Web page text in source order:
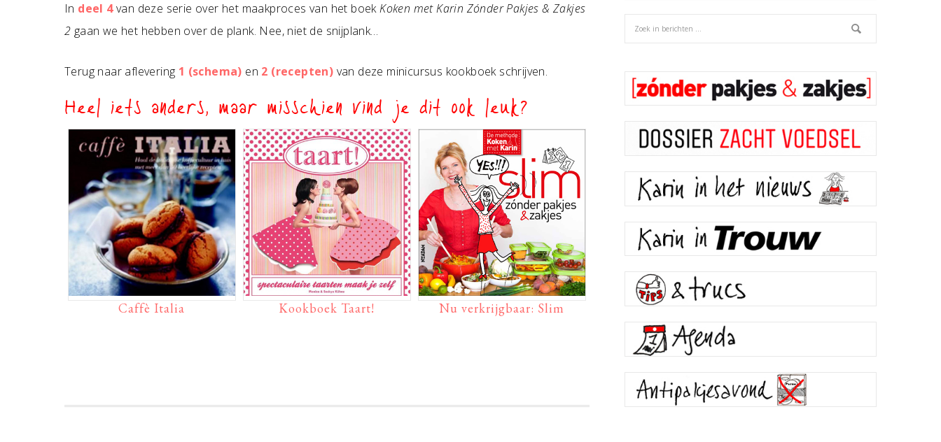
In deel 4van deze serie over het maakproces van het boekKoken met Karin Zónder Pakjes & Zakjes
2 gaan we het hebben over de plank. Nee, niet de snijplank…
Terug naar aflevering 1 (schema) en 2 (recepten) van deze minicursus kookboek schrijven.
Heel iets anders, maar misschien vind je dit ook leuk?
Caffè Italia Kookboek Taart! Nu verkrijgbaar: Slim